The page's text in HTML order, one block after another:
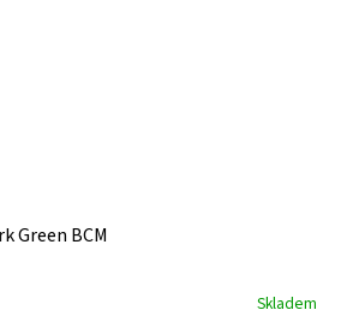
Green BCM
Skladem